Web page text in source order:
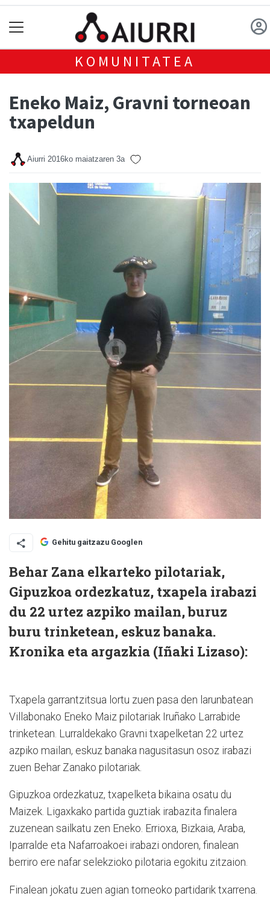
KOMUNITATEA
Eneko Maiz, Gravni torneoan
txapeldun
Aiurri 2016ko maiatzaren 3a
Gehitu gaitzazu Googlen
Behar Zana elkarteko pilotariak,
Gipuzkoa ordezkatuz, txapela irabazi
du 22 urtez azpiko mailan, buruz
buru trinketean, eskuz banaka.
Kronika eta argazkia (Iñaki Lizaso):
Txapela garrantzitsua lortu zuen pasa den larunbatean
Villabonako Eneko Maiz pilotariak Iruñako Larrabide
trinketean. Lurraldekako Gravni txapelketan 22 urtez
azpiko mailan, eskuz banaka nagusitasun osoz irabazi
zuen Behar Zanako pilotariak.
Gipuzkoa ordezkatuz, txapelketa bikaina osatu du
Maizek. Ligaxkako partida guztiak irabazita finalera
zuzenean sailkatu zen Eneko. Errioxa, Bizkaia, Araba,
Iparralde eta Nafarroakoei irabazi ondoren, finalean
berriro ere nafar selekzioko pilotaria egokitu zitzaion.
Finalean jokatu zuen agian torneoko partidarik txarrena.